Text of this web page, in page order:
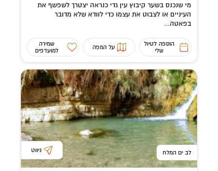
מי שנכנס בשער קיבוץ עין גדי כנראה יצטרך לשפשף את
העיניים או לצבוט את עצמו כדי לוודא שלא מדובר
בפאטה...
הוספה לטיול
שלי
על המפה
שמירה
למועדפים
לב ים המלח ניווט